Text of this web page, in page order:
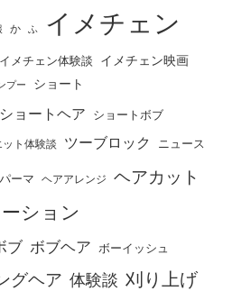
か ふ イメチェン
イメチェン体験談 イメチェン映画
プー ショート
ショートヘア ショートボブ
ット体験談 ツーブロック ニュース
パーマ ヘアアレンジ ヘアカット
ション
ブ ボブヘア ボーイッシュ
グヘア 体験談 刈り上げ